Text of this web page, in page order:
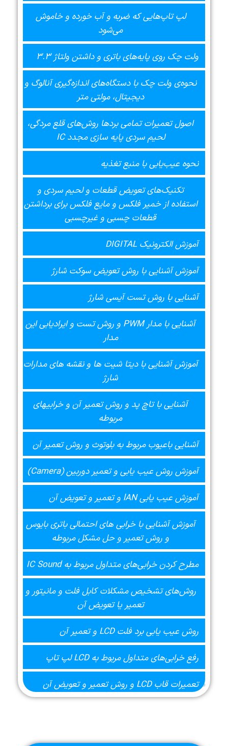
لپ تاپ‌هایی که ضربه و آب خورده و خاموش
می‌شود
ولت چک روی پایه‌های باتری و داشتن ولتاژ 3.3
نحوه‌ی ولت چک با دستگاه‌های اندازه‌گیری آنالوگ و
دیجیتال، مولتی متر
اصول تعمیرات تمامی بردها روش‌های قلع مردگی،
لحیم سردی پایه سازی مجدد IC
نحوه عیب‌یابی با منبع تغذیه
تکنیک‌های تعویض قطعات و لحیم سردی و
استفاده از خمیر فلکس و مایع فلکس برای برداشتن
قطعات چسبی و غیرچسبی
آموزش الکترونیک DIGITAL
آموزش آشنایی با روش تعویض سوکت شارژ
آشنایی با روش تست آیسی شارژ
آشنایی با مدار PWM و روش تست و ایرادیابی این
مدار
آموزش آشنایی با دیتا شیت ها و نقشه های مدارات
شارژ
آشنایی با تاچ پد و روش تعمیر آن و خرابیهای
مربوطه
آشنایی باعیوب مربوط به بلوتوث و روش تعمیر آن
آموزش روش عیب یابی و تعمیر دوربین (Camera)
آموزش عیب یابی lAN و تعمیر و تعویض آن
آموزش آشنایی با خرابی های احتمالی باتری بایوس
و روش تعمیر و حل مشکل مربوطه
مطرح کردن خرابی‌های متداول مربوط به IC Sound
روش‌های تشخیص مشکلات کابل فلت و مانیتور و
تعمیر یا تعویض آن
روش عیب یابی برد فلت LCD و تعمیر آن
رفع خرابی‌های متداول مربوط به LCD لپ تاپ
تعمیرات قاب LCD و روش تعمیر و تعویض آن